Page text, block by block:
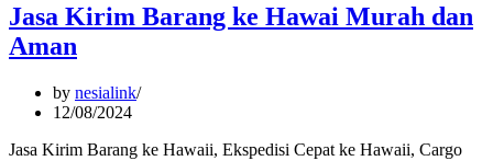
Jasa Kirim Barang ke Hawai Murah dan
Aman
by nesialink
12/08/2024
Jasa Kirim Barang ke Hawaii, Ekspedisi Cepat ke Hawaii, Cargo